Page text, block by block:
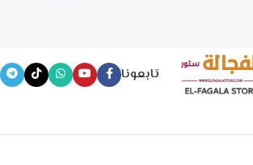
تابعونا